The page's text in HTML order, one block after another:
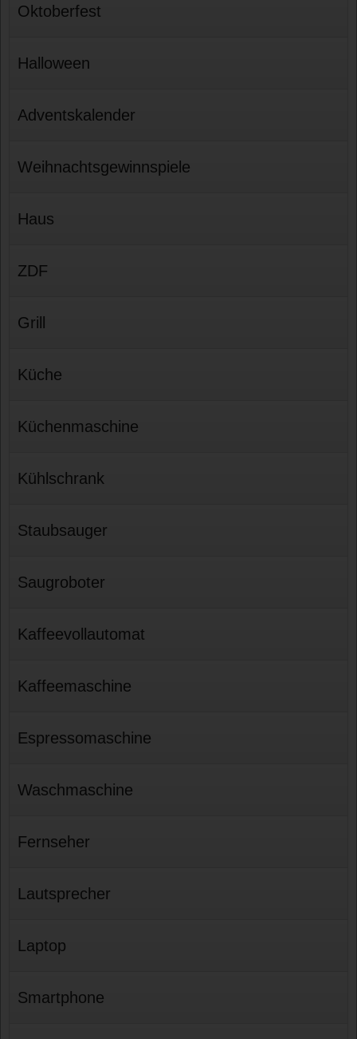
Oktoberfest
Halloween
Adventskalender
Weihnachtsgewinnspiele
Haus
ZDF
Grill
Küche
Küchenmaschine
Kühlschrank
Staubsauger
Saugroboter
Kaffeevollautomat
Kaffeemaschine
Espressomaschine
Waschmaschine
Fernseher
Lautsprecher
Laptop
Smartphone